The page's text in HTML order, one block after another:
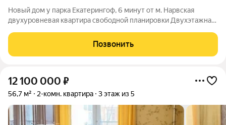
Новый дом у парка Екатерингоф, 6 минут от м. Нарвская
двухуровневая квартира свободной планировки Двухэтажная
на первой линии парка Екатерингоф одного из старейших
исторических парков
Позвонить
12 100 000 ₽
56,7 м² 2-комн. квартира 3 этаж из 5